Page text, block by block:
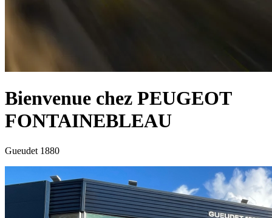
Bienvenue chez PEUGEOT
FONTAINEBLEAU
Gueudet 1880